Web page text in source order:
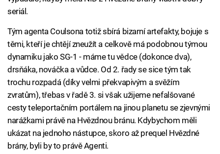
seriál.
Tým agenta Coulsona totiž sbírá bizarní artefakty, bojuje s
těmi, kteří je chtějí zneužít a celkově má podobnou týmou
dynamiku jako SG-1 - máme tu vědce (dokonce dva),
drsňáka, nováčka a vůdce. Od 2. řady se sice tým tak
trochu rozpadá (díky velmi překvapivým a svěžím
zvratům), třebas v řadě 3. si však užijeme nefalšované
cesty teleportačním portálem na jinou planetu se zjevnými
narážkami právě na Hvězdnou bránu. Kdybychom měli
ukázat na jednoho nástupce, skoro až prequel Hvězdné
brány, byli by to právě Agenti.